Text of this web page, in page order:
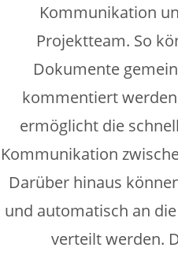
Kommunikation
Projektteam. So
Dokumente
kommentiert
ermöglicht die
Kommunikation
Darüber hinaus
und automatisch an
verteilt werden.